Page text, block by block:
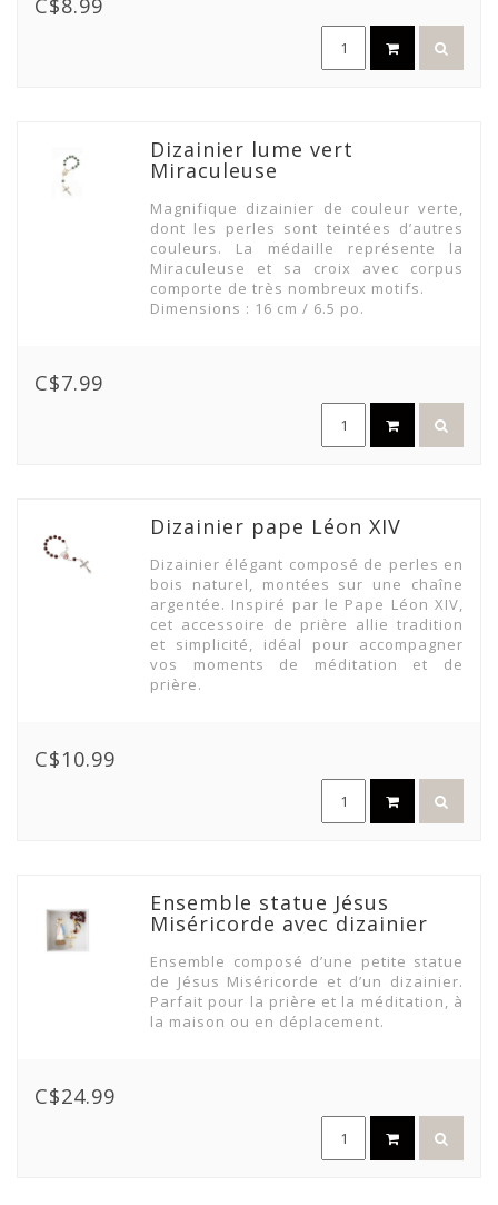
Dizainier lume vert
Miraculeuse
Magnifique dizainier de couleur verte,
dont les perles sont teintées d’autres
couleurs. La médaille représente la
Miraculeuse et sa croix avec corpus
comporte de très nombreux motifs.
Dimensions : 16 cm / 6.5 po.
C$7.99
Dizainier pape Léon XIV
Dizainier élégant composé de perles en
bois naturel, montées sur une chaîne
argentée. Inspiré par le Pape Léon XIV,
cet accessoire de prière allie tradition
et simplicité, idéal pour accompagner
vos moments de méditation et de
prière.
C$10.99
Ensemble statue Jésus
Miséricorde avec dizainier
Ensemble composé d’une petite statue
de Jésus Miséricorde et d’un dizainier.
Parfait pour la prière et la méditation, à
la maison ou en déplacement.
C$24.99